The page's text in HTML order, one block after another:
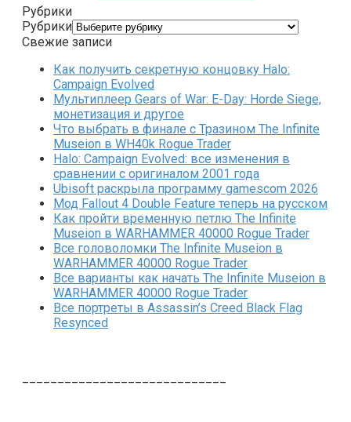
Рубрики
Рубрики
Свежие записи
Как получить секретную концовку Halo:
Campaign Evolved
Мультиплеер Gears of War: E-Day: Horde Siege,
монетизация и другое
Что выбрать в финале с Тразином The Infinite
Museion в WH40k Rogue Trader
Halo: Campaign Evolved: все изменения в
сравнении с оригиналом 2001 года
Ubisoft раскрыла программу gamescom 2026
Мод Fallout 4 Double Feature теперь на русском
Как пройти временную петлю The Infinite
Museion в WARHAMMER 40000 Rogue Trader
Все головоломки The Infinite Museion в
WARHAMMER 40000 Rogue Trader
Все варианты как начать The Infinite Museion в
WARHAMMER 40000 Rogue Trader
Все портреты в Assassin’s Creed Black Flag
Resynced